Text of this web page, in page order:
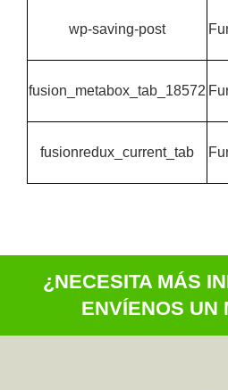
wp-saving-post
fusion_metabox_tab_18572
fusionredux_current_tab
¿NECESITA MÁS
ENVÍENOS UN